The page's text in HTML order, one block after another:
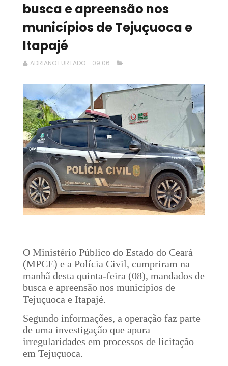
busca e apreensão nos
municípios de Tejuçuoca e
Itapajé
ADRIANO FURTADO 09:06
O Ministério Público do Estado do Ceará
(MPCE) e a Polícia Civil, cumpriram na
manhã desta quinta-feira (08), mandados de
busca e apreensão nos municípios de
Tejuçuoca e Itapajé.
Segundo informações, a operação faz parte
de uma investigação que apura
irregularidades em processos de licitação
em Tejuçuoca.